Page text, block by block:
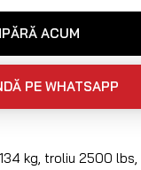
ACUM
PE WHATSAPP
kg, troliu 2500 lbs,